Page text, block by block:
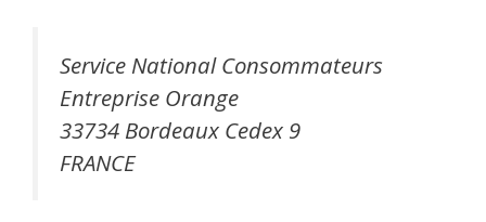
Service National Consommateurs
Entreprise Orange
33734 Bordeaux Cedex 9
FRANCE